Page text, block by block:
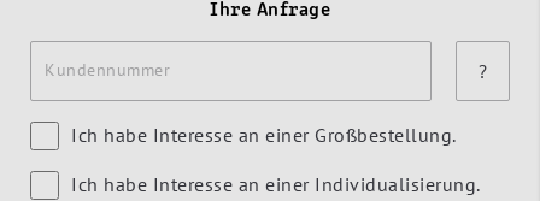
Ihre Anfrage
Kundennummer ?
Ich habe Interesse an einer Großbestellung.
Ich habe Interesse an einer Individualisierung.